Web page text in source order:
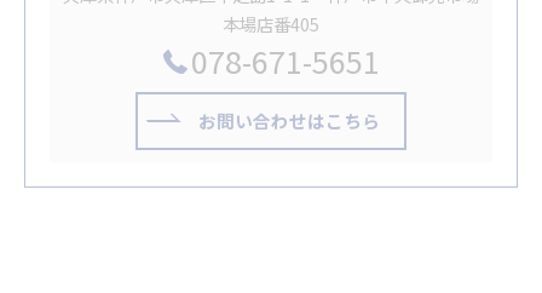
本場店番405
078-671-5651
お問い合わせはこちら